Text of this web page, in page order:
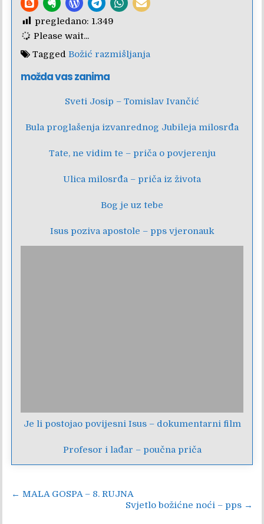
pregledano: 1.349
Please wait...
TaggedBožić razmišljanja
možda vas zanima
Sveti Josip – Tomislav Ivančić
Bula proglašenja izvanrednog Jubileja milosrđa
Tate, ne vidim te – priča o povjerenju
Ulica milosrđa – priča iz života
Bog je uz tebe
Isus poziva apostole – pps vjeronauk
Je li postojao povijesni Isus – dokumentarni film
Profesor i lađar – poučna priča
Navigacija
← MALA GOSPA – 8. RUJNA
Svjetlo božićne noći – pps →